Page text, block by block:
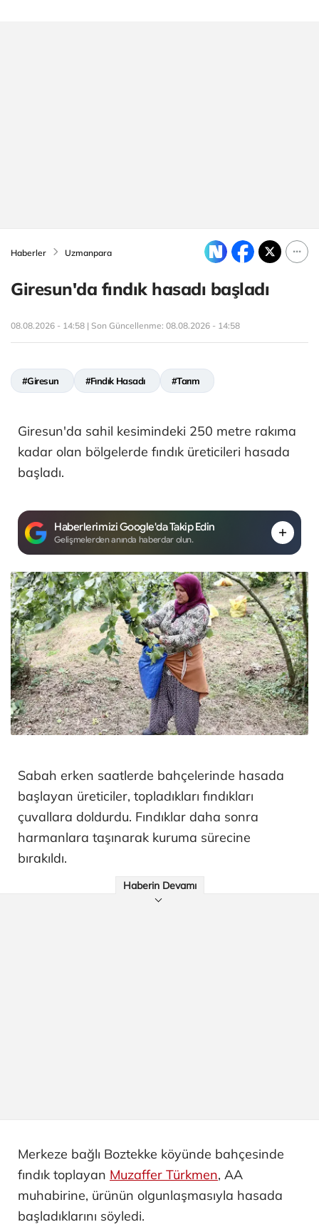
Haberler Uzmanpara
Giresun'da fındık hasadı başladı
08.08.2026 - 14:58 | Son Güncellenme: 08.08.2026 - 14:58
#Giresun #Fındık Hasadı #Tarım
Giresun'da sahil kesimindeki 250 metre rakıma
kadar olan bölgelerde fındık üreticileri hasada
başladı.
Haberlerimizi Google'da Takip Edin
Gelişmelerden anında haberdar olun.
Sabah erken saatlerde bahçelerinde hasada
başlayan üreticiler, topladıkları fındıkları
çuvallara doldurdu. Fındıklar daha sonra
harmanlara taşınarak kuruma sürecine
bırakıldı.
Haberin Devamı
Merkeze bağlı Boztekke köyünde bahçesinde
fındık toplayan Muzaffer Türkmen, AA
muhabirine, ürünün olgunlaşmasıyla hasada
başladıklarını söyledi.